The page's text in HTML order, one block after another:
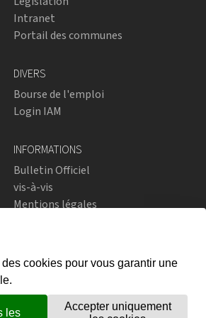
Intranet
Portail des communes
DIVERS
Bourse de l'emploi
Login IAM
INFORMATIONS
Bulletin Officiel
vis-à-vis
Mentions légales
Instagram
flickr